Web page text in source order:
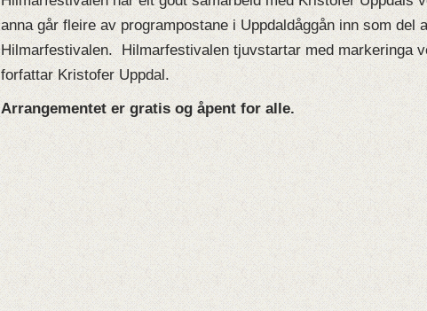
anna går fleire av programpostane i Uppdaldåggån inn som del
Hilmarfestivalen. Hilmarfestivalen tjuvstartar med markeringa
forfattar Kristofer Uppdal.
Arrangementet er gratis og åpent for alle.